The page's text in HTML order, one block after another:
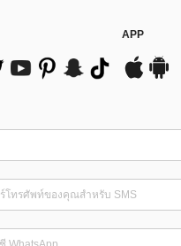
APP